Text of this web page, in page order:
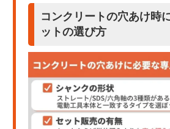
コンクリートの穴あけ時
ットの選び方